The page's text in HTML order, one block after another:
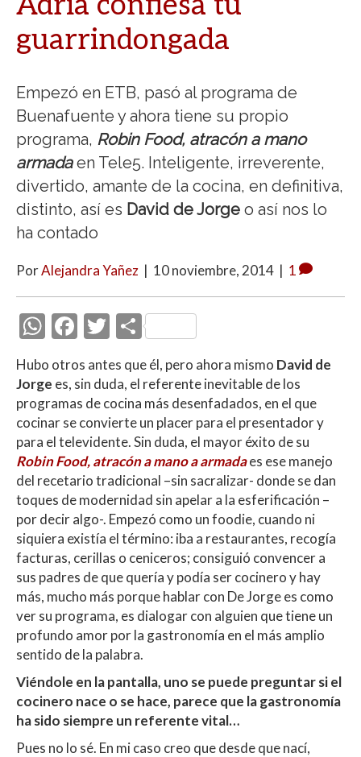
guarrindongada
Empezó en ETB, pasó al programa de
Buenafuente y ahora tiene su propio
programa, Robin Food, atracón a mano
armadaen Tele5. Inteligente, irreverente,
divertido, amante de la cocina, en definitiva,
distinto, así es David de Jorge o así nos lo
ha contado
PorAlejandra Yañez | 10 noviembre, 2014 | 1
W
at
s
A
p
p
F
e
b
o
o
k
T
itt
er
C
o
m
p
ar
ti
r
Hubo otros antes que él, pero ahora mismo David de
Jorge es, sin duda, el referente inevitable de los
programas de cocina más desenfadados, en el que
cocinar se convierte un placer para el presentador y
para el televidente. Sin duda, el mayor éxito de su
Robin Food, atracón a mano a armadaes ese manejo
del recetario tradicional –sin sacralizar- donde se dan
toques de modernidad sin apelar a la esferificación –
por decir algo-. Empezó como un foodie, cuando ni
siquiera existía el término: iba a restaurantes, recogía
facturas, cerillas o ceniceros; consiguió convencer a
sus padres de que quería y podía ser cocinero y hay
más, mucho más porque hablar con De Jorge es como
ver su programa, es dialogar con alguien que tiene un
profundo amor por la gastronomía en el más amplio
sentido de la palabra.
Viéndole en la pantalla, uno se puede preguntar si el
cocinero nace o se hace, parece que la gastronomía
ha sido siempre un referente vital…
Pues no lo sé. En mi caso creo que desde que nací,